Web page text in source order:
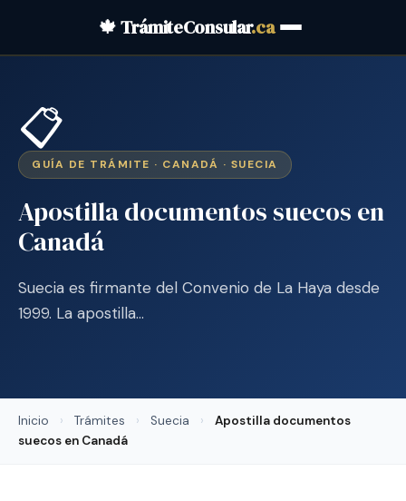
🍁 TrámiteConsular.ca
📋
GUÍA DE TRÁMITE · CANADÁ · SUECIA
Apostilla documentos suecos en
Canadá
Suecia es firmante del Convenio de La Haya desde
1999. La apostilla…
Inicio › Trámites › Suecia ›
Apostilla documentos
suecos en Canadá